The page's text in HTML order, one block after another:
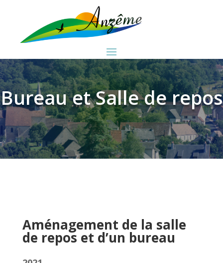
Bureau et Salle de repos
Aménagement de la salle
de repos et d’un bureau